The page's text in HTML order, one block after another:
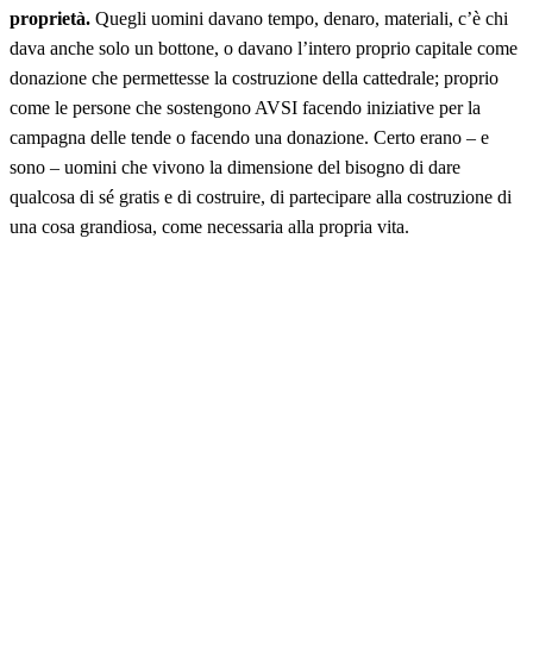
proprietà. Quegli uomini davano tempo, denaro, materiali, c’è chi
dava anche solo un bottone, o davano l’intero proprio capitale come
donazione che permettesse la costruzione della cattedrale; proprio
come le persone che sostengono AVSI facendo iniziative per la
campagna delle tende o facendo una donazione. Certo erano – e
sono – uomini che vivono la dimensione del bisogno di dare
qualcosa di sé gratis e di costruire, di partecipare alla costruzione di
una cosa grandiosa, come necessaria alla propria vita.